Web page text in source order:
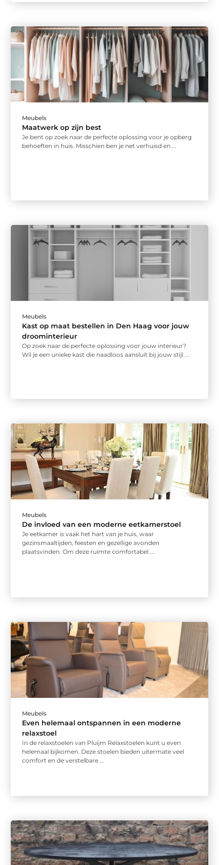
Meubels
Maatwerk op zijn best
Je bent op zoek naar de perfecte oplossing voor je opberg
behoeften in huis. Misschien ben je net verhuisd en ...
Meubels
Kast op maat bestellen in Den Haag voor jouw
droominterieur
Op zoek naar de perfecte oplossing voor jouw interieur?
Wil je een unieke kast die naadloos aansluit bij jouw stijl ...
Meubels
De invloed van een moderne eetkamerstoel
Je eetkamer is vaak het hart van je huis, waar
gezinsmaaltijden, feesten en gezellige avonden
plaatsvinden. Om deze ruimte comfortabel ...
Meubels
Even helemaal ontspannen in een moderne
relaxstoel
In de relaxstoelen van Pluijm Relaxstoelen kunt u even
helemaal bijkomen. Deze stoelen bieden uitermate veel
comfort en de verstelbare ...